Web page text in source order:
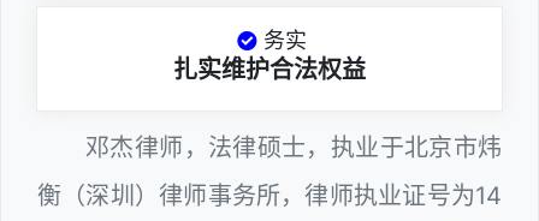
务实
扎实维护合法权益
邓杰律师，法律硕士，执业于北京市炜
衡（深圳）律师事务所，律师执业证号为14